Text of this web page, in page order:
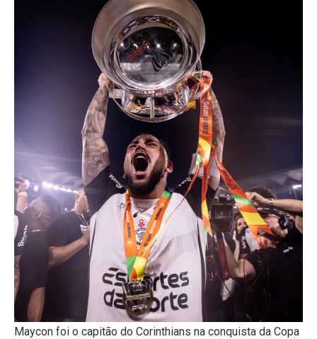
Maycon foi o capitão do Corinthians na conquista da Copa